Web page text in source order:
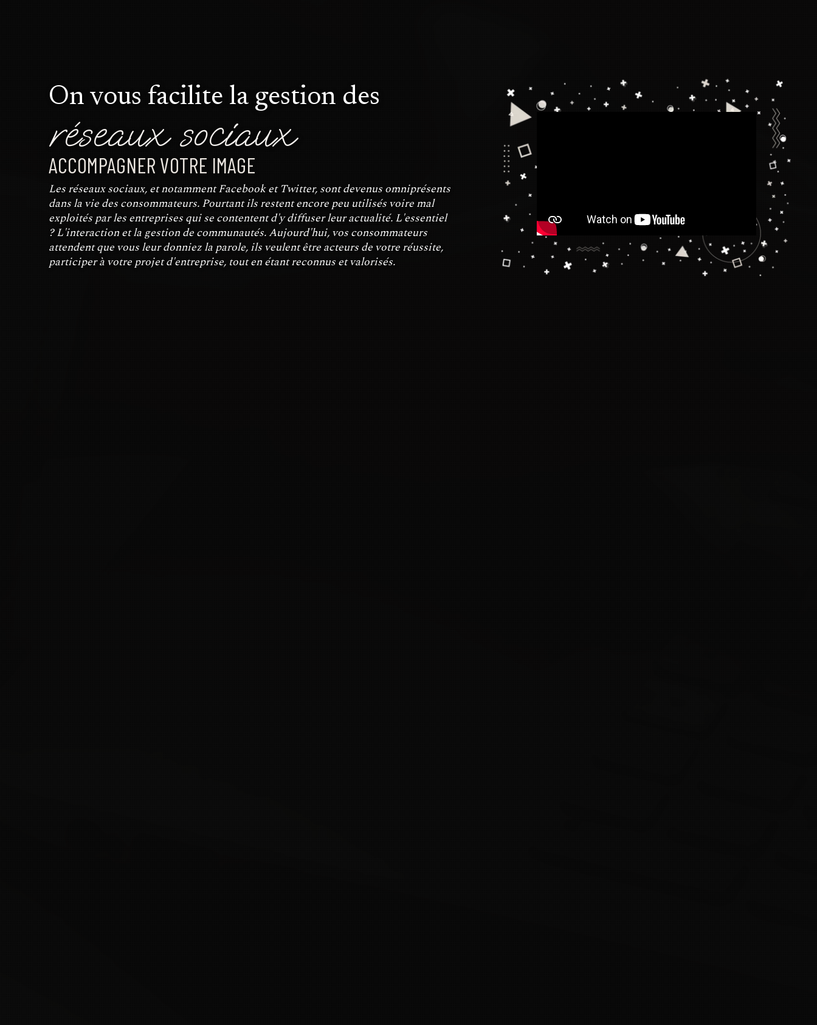
On vous facilite la gestion des
réseaux sociaux
ACCOMPAGNER VOTRE IMAGE
Les réseaux sociaux, et notamment Facebook et Twitter, sont devenus omniprésents
dans la vie des consommateurs. Pourtant ils restent encore peu utilisés voire mal
exploités par les entreprises qui se contentent d'y diffuser leur actualité. L'essentiel
? L'interaction et la gestion de communautés. Aujourd'hui, vos consommateurs
attendent que vous leur donniez la parole, ils veulent être acteurs de votre réussite,
participer à votre projet d'entreprise, tout en étant reconnus et valorisés.